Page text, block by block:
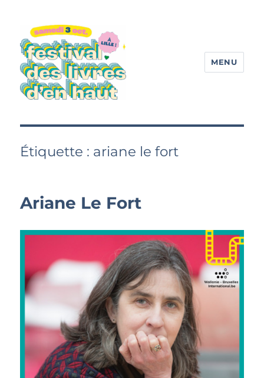
MENU
Étiquette : ariane le fort
Ariane Le Fort